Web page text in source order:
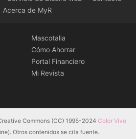
Acerca de MyR
Mascotalia
Cómo Ahorrar
Portal Financiero
Mi Revista
Commons (CC) 1995-2024 Color Vivo
Otros contenidos se cita fuente.